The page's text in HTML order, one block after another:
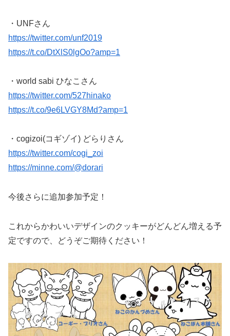
・UNFさん
https://twitter.com/unf2019
https://t.co/DtXlS0lgOo?amp=1
・world sabi ひなこさん
https://twitter.com/527hinako
https://t.co/9e6LVGY8Md?amp=1
・cogizoi(コギゾイ) どらりさん
https://twitter.com/cogi_zoi
https://minne.com/@dorari
今後さらに追加参加予定！
これからかわいいデザインのクッキーがどんどん増える予
定ですので、どうぞご期待ください！